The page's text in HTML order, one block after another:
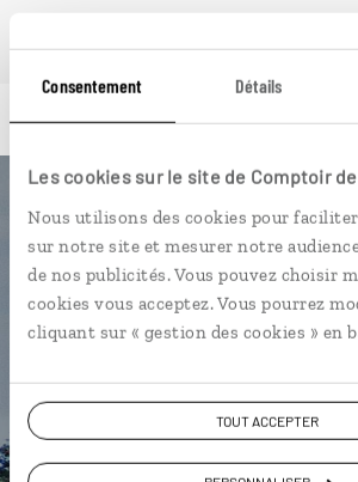
Consentement Détails
Les cookies sur le site de Comptoir
Nous utilisons des cookies pour
sur notre site et mesurer notre
de nos publicités. Vous pouvez choisir
cookies vous acceptez. Vous pourrez
cliquant sur « gestion des cookies » en
TOUT ACCEPTER
Luciole,
l'appli qui vous guide au
Mozambique
robinsonnadeen 1 clic
Notre sélection de plages
idylliques